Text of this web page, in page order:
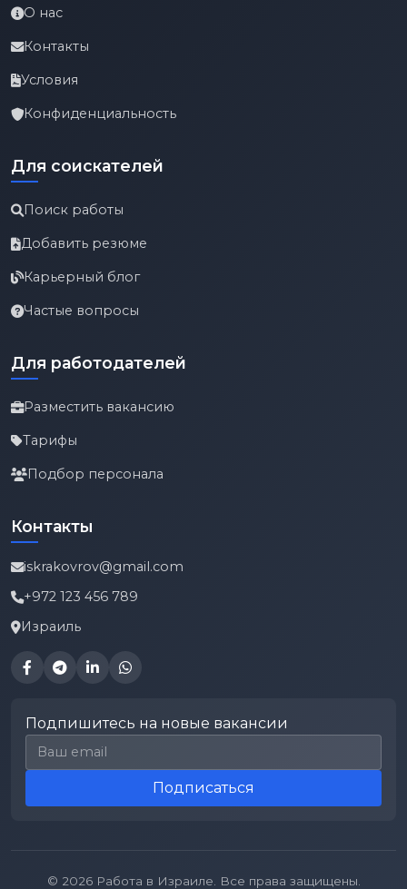
О нас
Контакты
Условия
Конфиденциальность
Для соискателей
Поиск работы
Добавить резюме
Карьерный блог
Частые вопросы
Для работодателей
Разместить вакансию
Тарифы
Подбор персонала
Контакты
iskrakovrov@gmail.com
+972 123 456 789
Израиль
Подпишитесь на новые вакансии
Email для подписки
Подписаться
© 2026 Работа в Израиле. Все права защищены.